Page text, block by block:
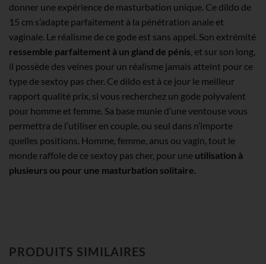
donner une expérience de masturbation unique. Ce dildo de
15 cm s’adapte parfaitement à la pénétration anale et
vaginale. Le réalisme de ce gode est sans appel. Son extrémité
ressemble parfaitement à un gland de pénis, et sur son long,
il possède des veines pour un réalisme jamais atteint pour ce
type de sextoy pas cher. Ce dildo est à ce jour le meilleur
rapport qualité prix, si vous recherchez un gode polyvalent
pour homme et femme. Sa base munie d’une ventouse vous
permettra de l’utiliser en couple, ou seul dans n’importe
quelles positions. Homme, femme, anus ou vagin, tout le
monde raffole de ce sextoy pas cher, pour une utilisation à
plusieurs ou pour une masturbation solitaire.
PRODUITS SIMILAIRES